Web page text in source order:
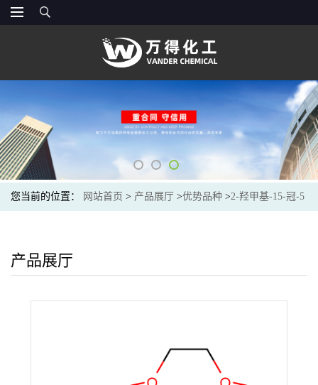
您当前的位置： 网站首页 > 产品展厅 >优势品种 >2-羟甲基-15-冠-5
产品展厅